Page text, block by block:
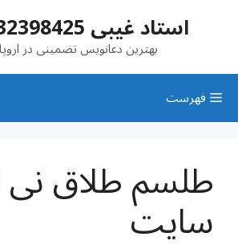
استاد غیبی 00442032398425
بهترین دعانویس تضمینی در
فهرست
طلسم طلاق
سایت